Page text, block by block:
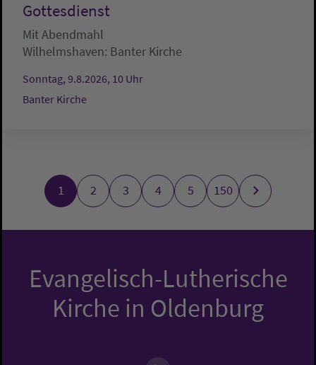
Gottesdienst
Mit Abendmahl
Wilhelmshaven: Banter Kirche
Sonntag, 9.8.2026, 10 Uhr
Banter Kirche
1 2 3 4 5 150
Evangelisch-Lutherische
Kirche in Oldenburg